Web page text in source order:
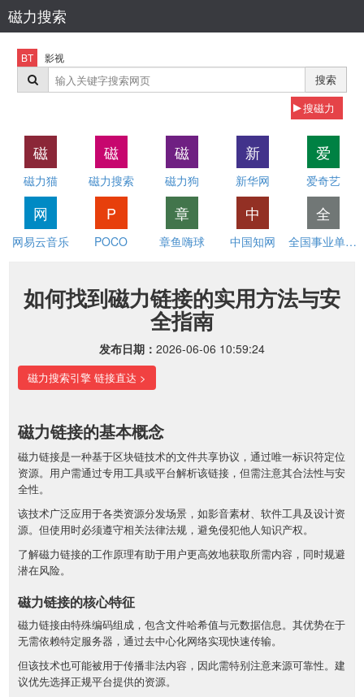
磁力搜索
BT 影视
搜索
搜磁力
磁
磁力猫
磁
磁力搜索
磁
磁力狗
新
新华网
爱
爱奇艺
网
网易云音乐
P
POCO
章
章鱼嗨球
中
中国知网
全
全国事业单位招聘网
如何找到磁力链接的实用方法与安
全指南
发布日期： 2026-06-06 10:59:24
磁力搜索引擎 链接直达 >
磁力链接的基本概念
磁力链接是一种基于区块链技术的文件共享协议，通过唯一标识符定位
资源。用户需通过专用工具或平台解析该链接，但需注意其合法性与安
全性。
该技术广泛应用于各类资源分发场景，如影音素材、软件工具及设计资
源。但使用时必须遵守相关法律法规，避免侵犯他人知识产权。
了解磁力链接的工作原理有助于用户更高效地获取所需内容，同时规避
潜在风险。
磁力链接的核心特征
磁力链接由特殊编码组成，包含文件哈希值与元数据信息。其优势在于
无需依赖特定服务器，通过去中心化网络实现快速传输。
但该技术也可能被用于传播非法内容，因此需特别注意来源可靠性。建
议优先选择正规平台提供的资源。